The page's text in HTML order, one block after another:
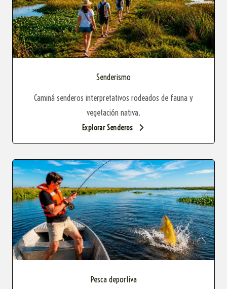
Senderismo
Caminá senderos interpretativos rodeados de fauna y
vegetación nativa.
Explorar Senderos
Pesca deportiva